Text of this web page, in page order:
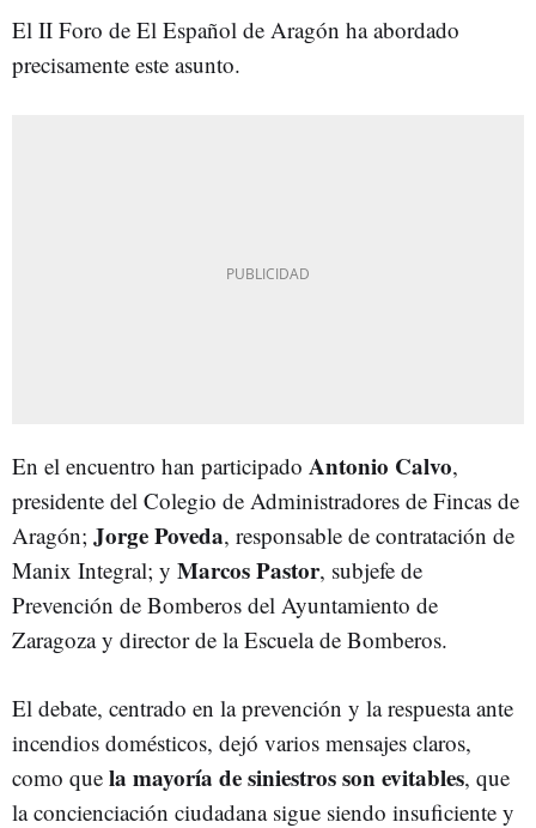
El II Foro de El Español de Aragón ha abordado
precisamente este asunto.
En el encuentro han participado Antonio Calvo,
presidente del Colegio de Administradores de Fincas de
Aragón; Jorge Poveda, responsable de contratación de
Manix Integral; y Marcos Pastor, subjefe de
Prevención de Bomberos del Ayuntamiento de
Zaragoza y director de la Escuela de Bomberos.
El debate, centrado en la prevención y la respuesta ante
incendios domésticos, dejó varios mensajes claros,
como que la mayoría de siniestros son evitables, que
la concienciación ciudadana sigue siendo insuficiente y